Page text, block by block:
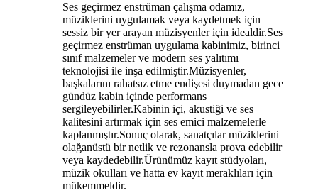
Ses geçirmez enstrüman çalışma odamız,
müziklerini uygulamak veya kaydetmek için
sessiz bir yer arayan müzisyenler için idealdir.Ses
geçirmez enstrüman uygulama kabinimiz, birinci
sınıf malzemeler ve modern ses yalıtımı
teknolojisi ile inşa edilmiştir.Müzisyenler,
başkalarını rahatsız etme endişesi duymadan gece
gündüz kabin içinde performans
sergileyebilirler.Kabinin içi, akustiği ve ses
kalitesini artırmak için ses emici malzemelerle
kaplanmıştır.Sonuç olarak, sanatçılar müziklerini
olağanüstü bir netlik ve rezonansla prova edebilir
veya kaydedebilir.Ürünümüz kayıt stüdyoları,
müzik okulları ve hatta ev kayıt meraklıları için
mükemmeldir.